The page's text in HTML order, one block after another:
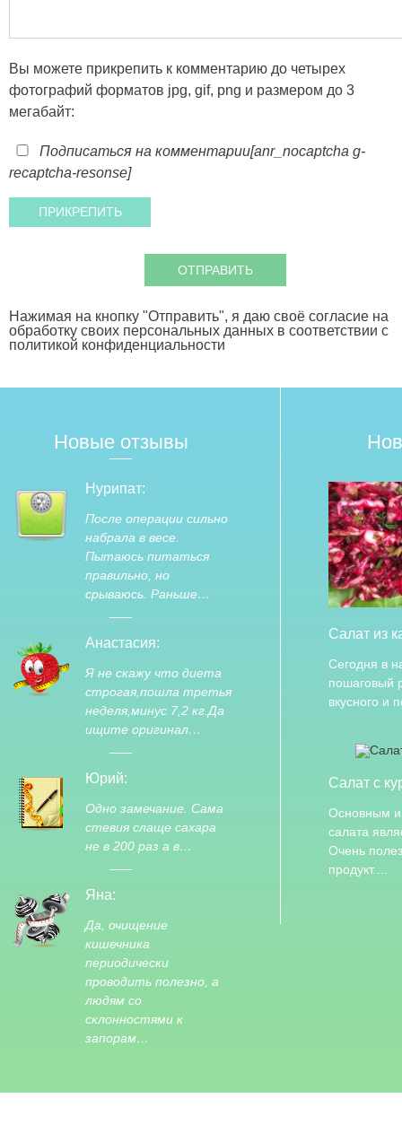
Вы можете прикрепить к комментарию до четырех
фотографий форматов jpg, gif, png и размером до 3
мегабайт:
Подписаться на комментарии[anr_nocaptcha g-
recaptcha-resonse]
Нажимая на кнопку "Отправить", я даю своё согласие на
обработку своих персональных данных в соответствии с
политикой конфиденциальности
Новые отзывы
Нурипат:
После операции сильно
набрала в весе.
Пытаюсь питаться
правильно, но
срываюсь. Раньше…
Анастасия:
Я не скажу что диета
строгая,пошла третья
неделя,минус 7,2 кг.Да
ищите оригинал…
Юрий:
Одно замечание. Сама
стевия слаще сахара
не в 200 раз а в…
Яна:
Да, очищение
кишечника
периодически
проводить полезно, а
людям со
склонностями к
запорам…
Салат из
Сегодня в
пошаговый
вкусного и
Салат с
Основным
салата
Очень
продукт.…